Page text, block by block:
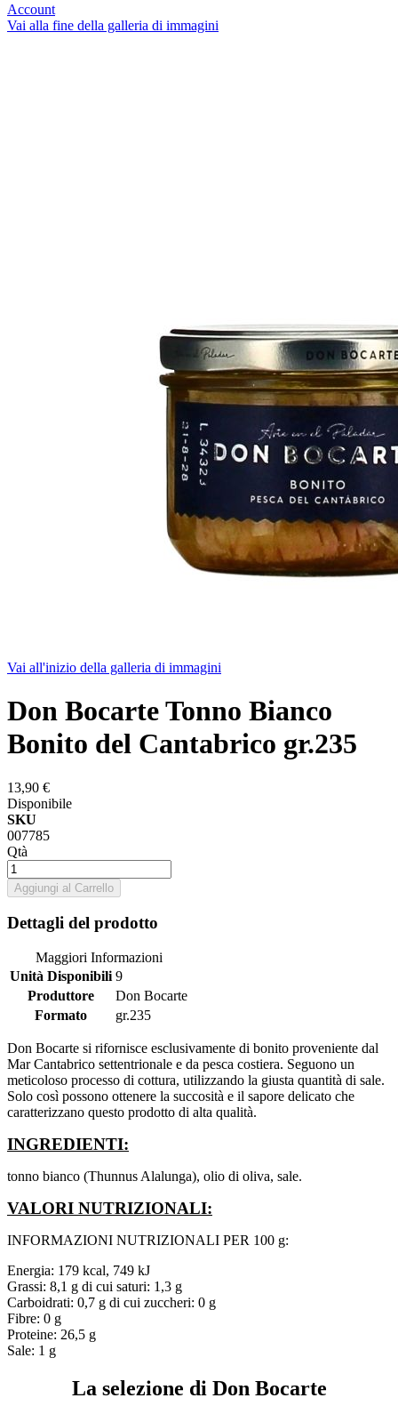
Account
Vai alla fine della galleria di immagini
Vai all'inizio della galleria di immagini
Don Bocarte Tonno Bianco
Bonito del Cantabrico gr.235
13,90 €
Disponibile
SKU
007785
Qtà
Aggiungi al Carrello
Dettagli del prodotto
Maggiori Informazioni
Unità Disponibili 9
Produttore
Don Bocarte
Formato
gr.235
Don Bocarte si rifornisce esclusivamente di bonito proveniente dal
Mar Cantabrico settentrionale e da pesca costiera. Seguono un
meticoloso processo di cottura, utilizzando la giusta quantità di sale.
Solo così possono ottenere la succosità e il sapore delicato che
caratterizzano questo prodotto di alta qualità.
INGREDIENTI:
tonno bianco (Thunnus Alalunga), olio di oliva, sale.
VALORI NUTRIZIONALI:
INFORMAZIONI NUTRIZIONALI PER 100 g:
Energia: 179 kcal, 749 kJ
Grassi: 8,1 g di cui saturi: 1,3 g
Carboidrati: 0,7 g di cui zuccheri: 0 g
Fibre: 0 g
Proteine: 26,5 g
Sale: 1 g
La selezione di Don Bocarte